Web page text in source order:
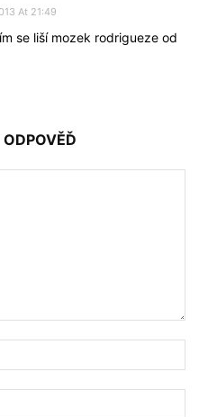
At 21:49
se liší mozek rodrigueze od